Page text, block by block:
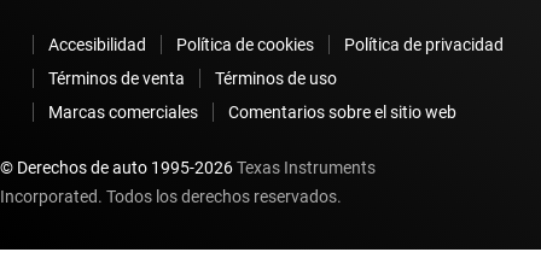
Accesibilidad Política de cookies
Política de privacidad
Términos de venta
Términos de uso
Marcas comerciales
Comentarios sobre el sitio web
© Derechos de auto 1995-2026Texas Instruments
Incorporated. Todos los derechos reservados.